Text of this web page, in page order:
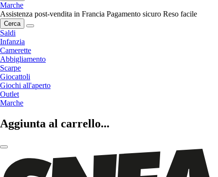
Marche
Assistenza post-vendita in Francia Pagamento sicuro Reso facile
Cerca
Saldi
Infanzia
Camerette
Abbigliamento
Scarpe
Giocattoli
Giochi all'aperto
Outlet
Marche
Aggiunta al carrello...